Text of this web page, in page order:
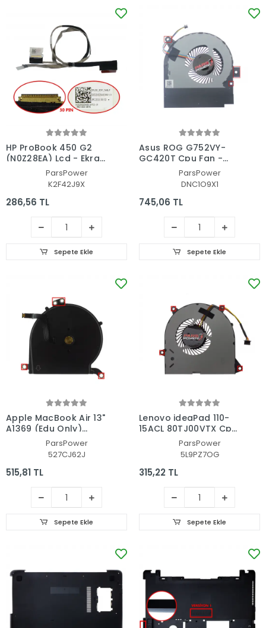
HP ProBook 450 G2
(N0Z28EA) Lcd - Ekran
Data Flex Kablosu
ParsPower
K2F42J9X
286,56 TL
Sepete Ekle
Asus ROG G752VY-
GC420T Cpu Fan -
İşlemci FanıParsPower
DNC1O9X1
745,06 TL
Sepete Ekle
Apple MacBook Air 13"
A1369 (Edu Only)
MD508LL/A* CPU Fan -
İşlemci Fanı
ParsPower
527CJ62J
515,81 TL
Sepete Ekle
Lenovo ideaPad 110-
15ACL 80TJ00VTX Cpu
Fan - İşlemci Fanı
ParsPower
5L9PZ7OG
315,22 TL
Sepete Ekle